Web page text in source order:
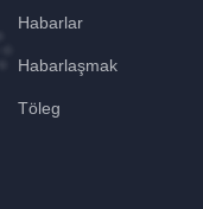
Habarlar
Habarlaşmak
Töleg